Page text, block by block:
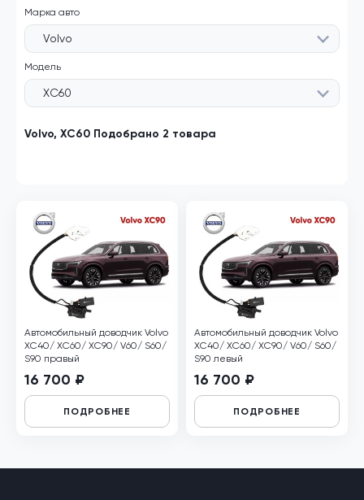
Марка авто
Volvo
Модель
XC60
Volvo, XC60 Подобрано 2 товара
Автомобильный доводчик Volvo
XC40/ XC60/ XC90/ V60/ S60/
S90 правый
16 700 ₽
ПОДРОБНЕЕ
Автомобильный доводчик Volvo
XC40/ XC60/ XC90/ V60/ S60/
S90 левый
16 700 ₽
ПОДРОБНЕЕ